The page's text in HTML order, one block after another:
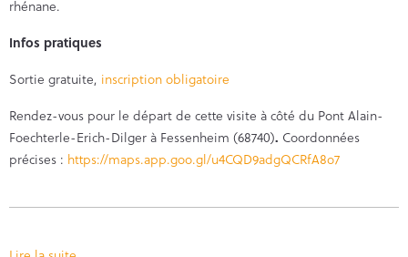
rhénane.
Infos pratiques
Sortie gratuite, inscription obligatoire
Rendez-vous pour le départ de cette visite à côté du Pont Alain-
Foechterle-Erich-Dilger à Fessenheim (68740). Coordonnées
précises : https://maps.app.goo.gl/u4CQD9adgQCRfA8o7